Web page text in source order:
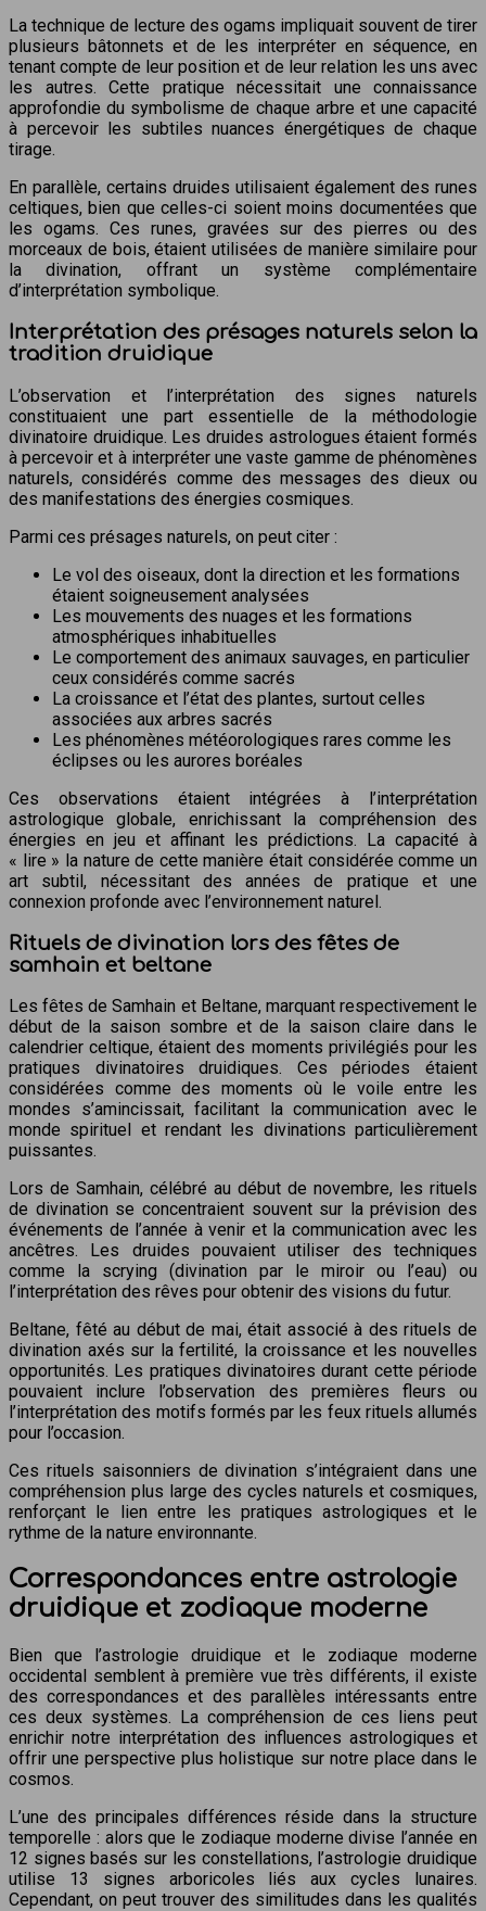
La technique de lecture des ogams impliquait souvent de tirer
plusieurs bâtonnets et de les interpréter en séquence, en
tenant compte de leur position et de leur relation les uns avec
les autres. Cette pratique nécessitait une connaissance
approfondie du symbolisme de chaque arbre et une capacité
à percevoir les subtiles nuances énergétiques de chaque
tirage.
En parallèle, certains druides utilisaient également des runes
celtiques, bien que celles-ci soient moins documentées que
les ogams. Ces runes, gravées sur des pierres ou des
morceaux de bois, étaient utilisées de manière similaire pour
la divination, offrant un système complémentaire
d’interprétation symbolique.
Interprétation des présages naturels selon la
tradition druidique
L’observation et l’interprétation des signes naturels
constituaient une part essentielle de la méthodologie
divinatoire druidique. Les druides astrologues étaient formés
à percevoir et à interpréter une vaste gamme de phénomènes
naturels, considérés comme des messages des dieux ou
des manifestations des énergies cosmiques.
Parmi ces présages naturels, on peut citer :
Le vol des oiseaux, dont la direction et les formations
étaient soigneusement analysées
Les mouvements des nuages et les formations
atmosphériques inhabituelles
Le comportement des animaux sauvages, en particulier
ceux considérés comme sacrés
La croissance et l’état des plantes, surtout celles
associées aux arbres sacrés
Les phénomènes météorologiques rares comme les
éclipses ou les aurores boréales
Ces observations étaient intégrées à l’interprétation
astrologique globale, enrichissant la compréhension des
énergies en jeu et affinant les prédictions. La capacité à
« lire » la nature de cette manière était considérée comme un
art subtil, nécessitant des années de pratique et une
connexion profonde avec l’environnement naturel.
Rituels de divination lors des fêtes de
samhain et beltane
Les fêtes de Samhain et Beltane, marquant respectivement le
début de la saison sombre et de la saison claire dans le
calendrier celtique, étaient des moments privilégiés pour les
pratiques divinatoires druidiques. Ces périodes étaient
considérées comme des moments où le voile entre les
mondes s’amincissait, facilitant la communication avec le
monde spirituel et rendant les divinations particulièrement
puissantes.
Lors de Samhain, célébré au début de novembre, les rituels
de divination se concentraient souvent sur la prévision des
événements de l’année à venir et la communication avec les
ancêtres. Les druides pouvaient utiliser des techniques
comme la scrying (divination par le miroir ou l’eau) ou
l’interprétation des rêves pour obtenir des visions du futur.
Beltane, fêté au début de mai, était associé à des rituels de
divination axés sur la fertilité, la croissance et les nouvelles
opportunités. Les pratiques divinatoires durant cette période
pouvaient inclure l’observation des premières fleurs ou
l’interprétation des motifs formés par les feux rituels allumés
pour l’occasion.
Ces rituels saisonniers de divination s’intégraient dans une
compréhension plus large des cycles naturels et cosmiques,
renforçant le lien entre les pratiques astrologiques et le
rythme de la nature environnante.
Correspondances entre astrologie
druidique et zodiaque moderne
Bien que l’astrologie druidique et le zodiaque moderne
occidental semblent à première vue très différents, il existe
des correspondances et des parallèles intéressants entre
ces deux systèmes. La compréhension de ces liens peut
enrichir notre interprétation des influences astrologiques et
offrir une perspective plus holistique sur notre place dans le
cosmos.
L’une des principales différences réside dans la structure
temporelle : alors que le zodiaque moderne divise l’année en
12 signes basés sur les constellations, l’astrologie druidique
utilise 13 signes arboricoles liés aux cycles lunaires.
Cependant, on peut trouver des similitudes dans les qualités